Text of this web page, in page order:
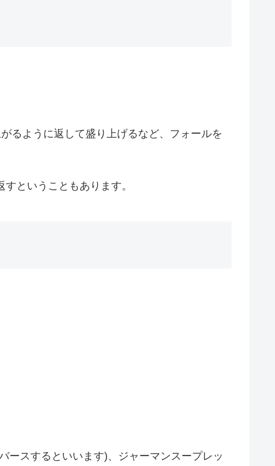
るように返して盛り上げるなど、フォールを
ということもあります。
ースするといいます)、ジャーマンスープレッ